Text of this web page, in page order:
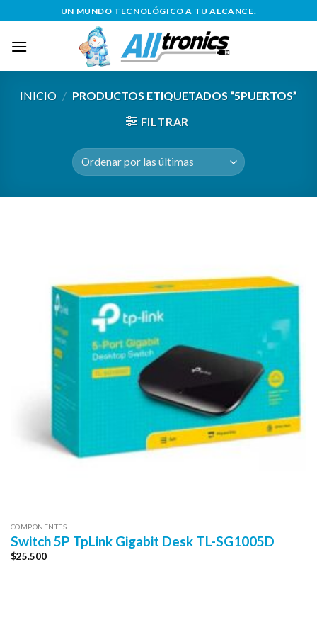
al
contenido
UN MUNDO TECNOLÓGICO A TU ALCANCE.
INICIO / PRODUCTOS ETIQUETADOS “5PUERTOS”
FILTRAR
COMPONENTES
Switch 5P TpLink Gigabit Desk TL-SG1005D
$25.500